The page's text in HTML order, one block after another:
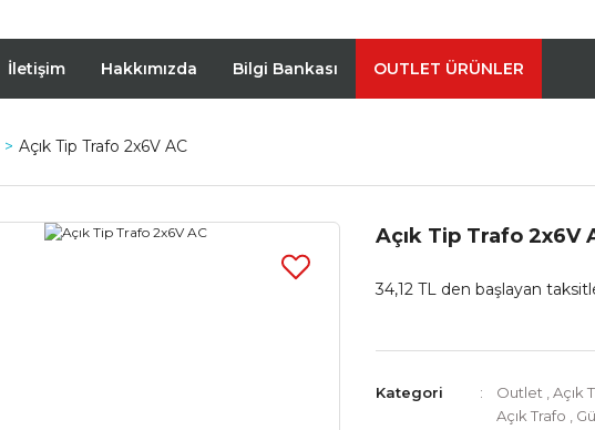
İletişim Hakkımızda Bilgi Bankası OUTLET ÜRÜNLER
Açık Tip Trafo 2x6V AC
Açık Tip Trafo 2x6V
34,12 TL den başlayan
Kategori Outlet ,Açık
Açık Trafo